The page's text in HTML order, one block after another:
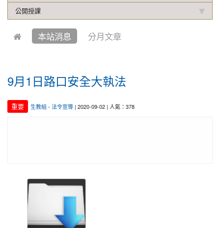
2019-10-04
本校學生參加中壢第六屆跆拳道錦
標賽成績優異
2021-01-13 賀!
恭喜六年四班宋芸姿、五年四班林
2020-12-31 賀!
本校學生參加109年桃園市理事長
盃溜冰錦標賽成績優異
2020-12-14 賀!
本校學生參加110年桃園市中小學
中正盃溜冰錦標賽成績優異
2020-11-16
恭賀本校六年四班學生林恩如參加
桃園市109年度「3Q達人故事甄選活動」，榮獲EQ
類(國小組)第二名
公開授課
本站消息 分月文章
9月1日路口安全大執法
重要 生教組 - 法令宣導| 2020-09-02 | 人氣：378